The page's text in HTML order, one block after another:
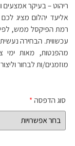
ריהוט – בעיקר אמצעים
אליעד יהלום מציג לכם
רמת הפיקסל ממש,
עכשווית. הבחירה
מהפנטות, מאות ימי
מוזמנים/ות לבחור
סוג הדפסה*